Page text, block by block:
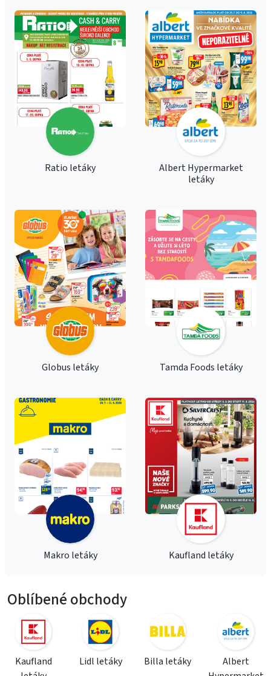
Ratio letáky
Albert Hypermarket
letáky
Globus letáky Tamda Foods letáky
Makro letáky Kaufland letáky
Oblíbené obchody
Kaufland
Lidl letáky Billa letáky
Albert